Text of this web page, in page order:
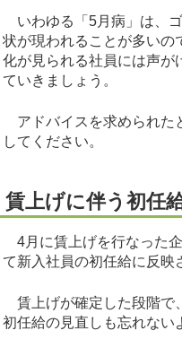
いわゆる「5月病」は、
状が現われることが多いの
化が見られる社員には声が
ていきましょう。
アドバイスを求められた
してください。
賃上げに伴う初任
4月に賃上げを行なった
て新入社員の初任給に反映
賃上げが確定した段階で
初任給の見直しも忘れない